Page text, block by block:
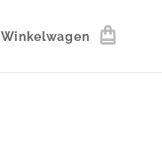
Winkelwagen